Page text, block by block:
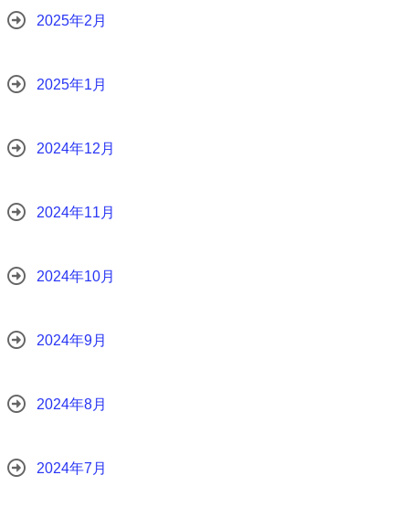
2025年2月
2025年1月
2024年12月
2024年11月
2024年10月
2024年9月
2024年8月
2024年7月